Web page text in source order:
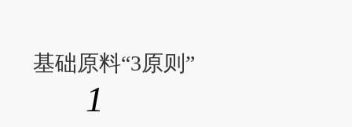
基础原料“3原则”
1